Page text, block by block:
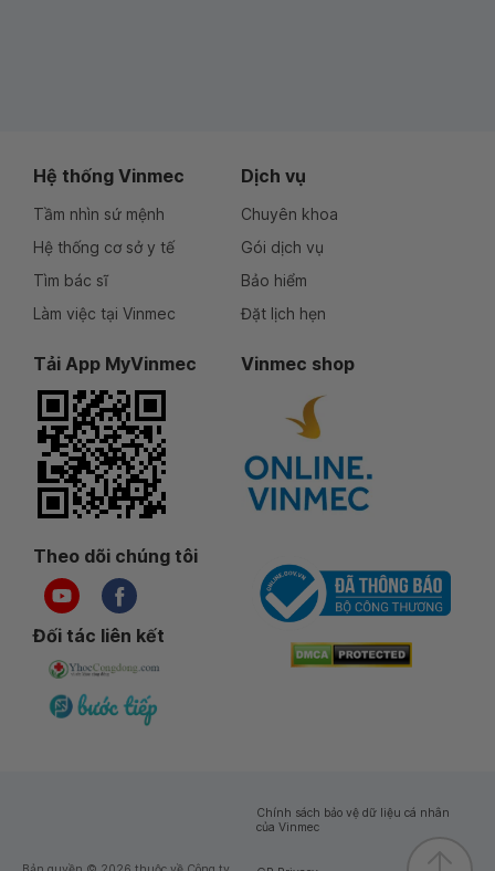
Hệ thống Vinmec
Tầm nhìn sứ mệnh
Hệ thống cơ sở y tế
Tìm bác sĩ
Làm việc tại Vinmec
Dịch vụ
Chuyên khoa
Gói dịch vụ
Bảo hiểm
Đặt lịch hẹn
Tải App MyVinmec Vinmec shop
Theo dõi chúng tôi
Đối tác liên kết
Chính sách bảo vệ dữ liệu cá nhân
của Vinmec